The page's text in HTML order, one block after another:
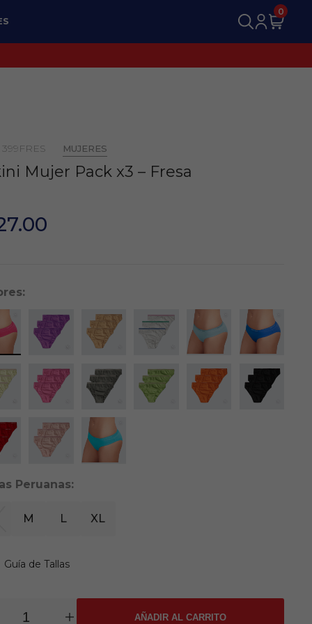
0
399FRES MUJERES
Mujer Pack x3 – Fresa
Peruanas:
M L XL
Guía de Tallas
AÑADIR AL CARRITO